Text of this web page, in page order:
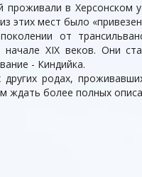
в Херсонском
этих мест было
от
начале XIX веков. Они
- Киндийка.
родах,
ждать более полных